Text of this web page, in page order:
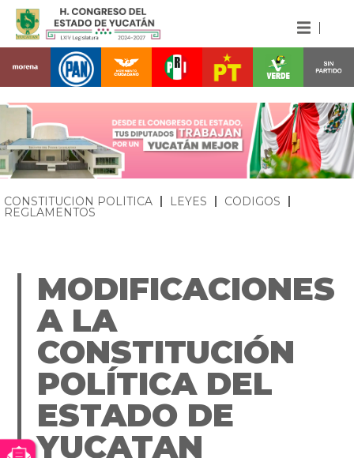
CONSTITUCIÓN POLÍTICA LEYES CÓDIGOS
REGLAMENTOS
MODIFICACIONES
A LA
CONSTITUCIÓN
POLÍTICA DEL
ESTADO DE
YUCATAN